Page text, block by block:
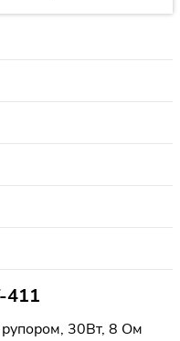
411
30Вт, 8 Ом